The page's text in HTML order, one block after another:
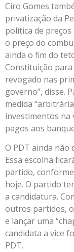
Ciro Gomes
privatização da
política de
o preço do
ainda o fim do
Constituição para
revogado nas
governo”, disse.
medida
investimentos na
pagos aos
O PDT ainda não
Essa escolha
partido,
hoje. O partido
a candidatura.
outros partidos,
e lançar uma
candidata a vice
PDT.